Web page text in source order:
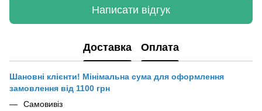
Написати відгук
Доставка Оплата
Шановні клієнти! Мінімальна сума для оформлення
замовлення від 1100 грн
Самовивіз